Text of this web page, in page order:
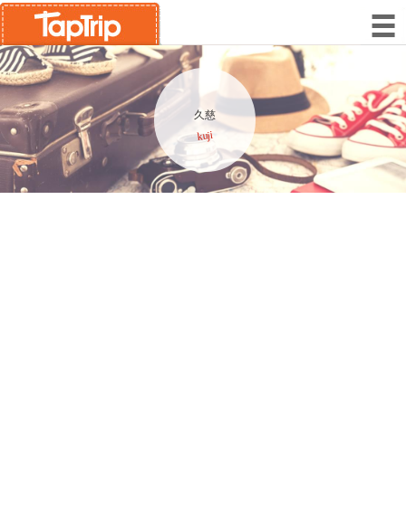
久慈
kuji